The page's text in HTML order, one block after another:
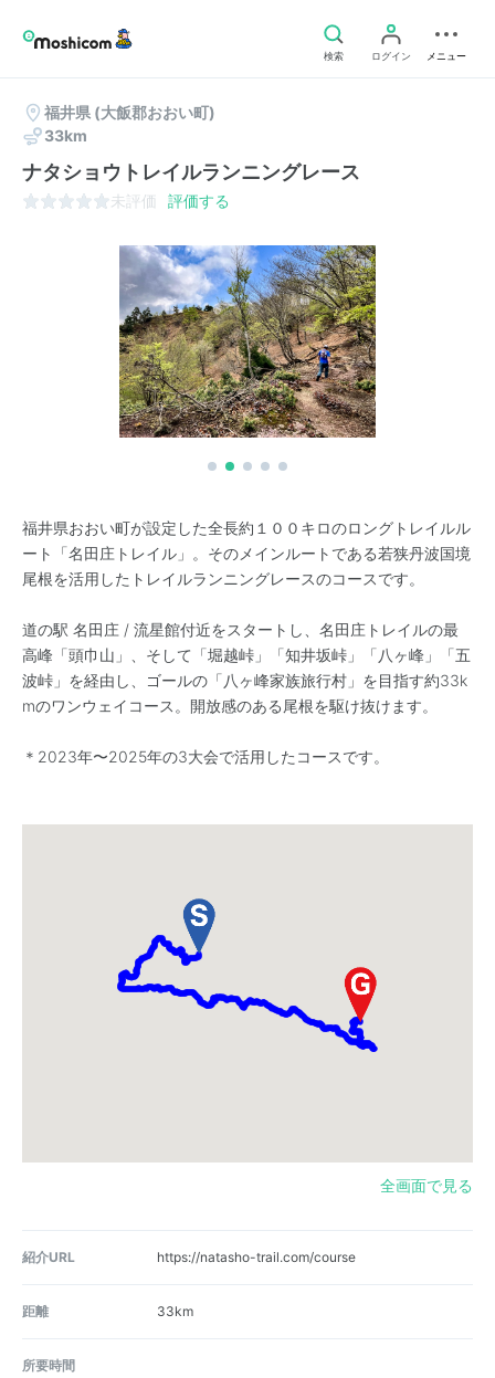
検索 ログイン メニュー
福井県 (大飯郡おおい町)
33km
ナタショウトレイルランニングレース
未評価 評価する
福井県おおい町が設定した全長約１００キロのロングトレイルル
ート「名田庄トレイル」。そのメインルートである若狭丹波国境
尾根を活用したトレイルランニングレースのコースです。
道の駅 名田庄 / 流星館付近をスタートし、名田庄トレイルの最
高峰「頭巾山」、そして「堀越峠」「知井坂峠」「八ヶ峰」「五
波峠」を経由し、ゴールの「八ヶ峰家族旅行村」を目指す約33k
mのワンウェイコース。開放感のある尾根を駆け抜けます。
＊2023年〜2025年の3大会で活用したコースです。
全画面で見る
紹介URL https://natasho-trail.com/course
距離 33km
所要時間